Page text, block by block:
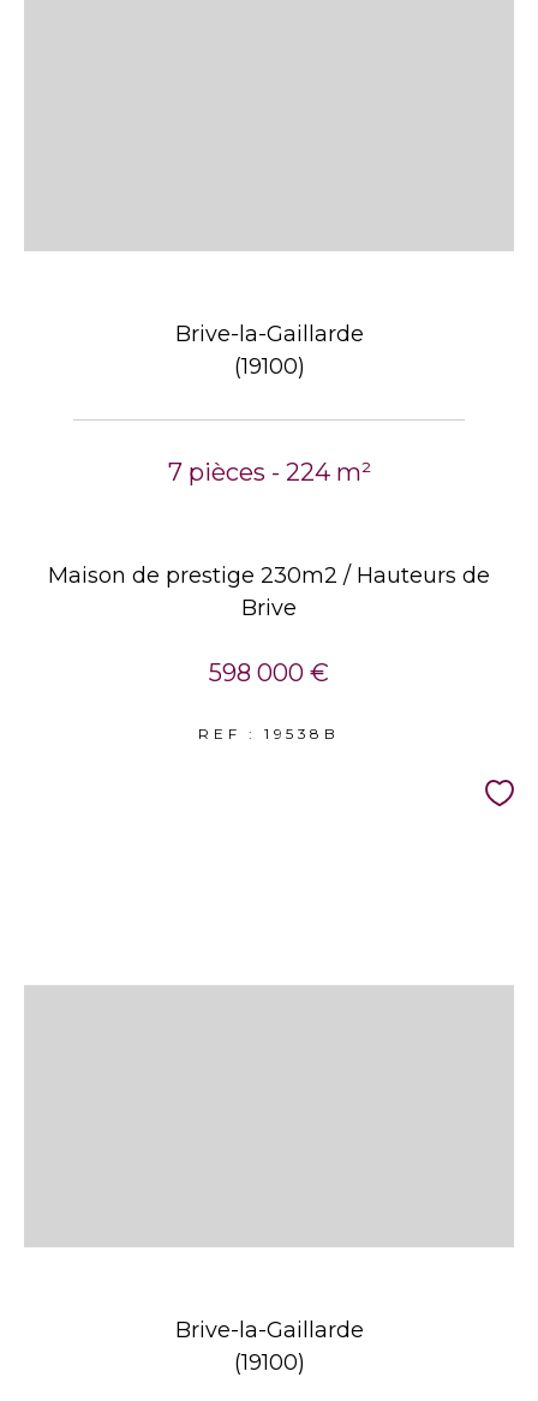
Brive-la-Gaillarde
(19100)
7 pièces - 224 m²
Maison de prestige 230m2 / Hauteurs de
Brive
598 000 €
REF : 19538B
Brive-la-Gaillarde
(19100)